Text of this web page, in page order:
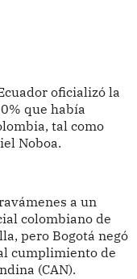
oficializó la
que había
tal como
Noboa.
a un
colombiano de
pero Bogotá negó
cumplimiento de
(CAN).